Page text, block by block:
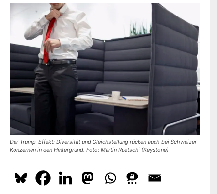
Der Trump-Effekt: Diversität und Gleichstellung rücken auch bei Schweizer
Konzernen in den Hintergrund. Foto: Martin Ruetschi (Keystone)
*
Z
Indem Du Dich zum Newsletter einschreibst, stimmst Du
zu, dass die SP Dich auf dem Laufenden halten darf. Mehr
dazuhier.
ABONNIEREN